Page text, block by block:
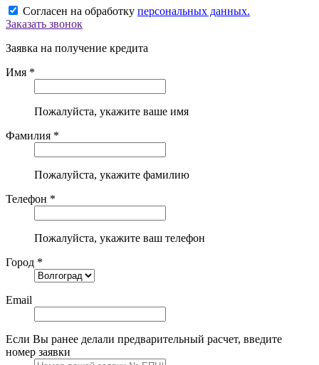
Согласен на обработку персональных данных.
Заказать звонок
Заявка на получение кредита
Имя *
Пожалуйста, укажите ваше имя
Фамилия *
Пожалуйста, укажите фамилию
Телефон *
Пожалуйста, укажите ваш телефон
Город *
Email
Если Вы ранее делали предварительный расчет, введите
номер заявки